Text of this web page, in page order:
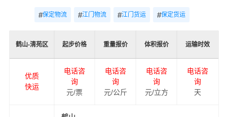
#保定物流 #江门物流 #江门货运 #保定货运
鹤山-清苑区 起步价格 重量报价 体积报价 运输时效
优质
快运
电话咨
询
元/票
电话咨
询
元/公斤
电话咨
询
元/立方
电话咨
询
天